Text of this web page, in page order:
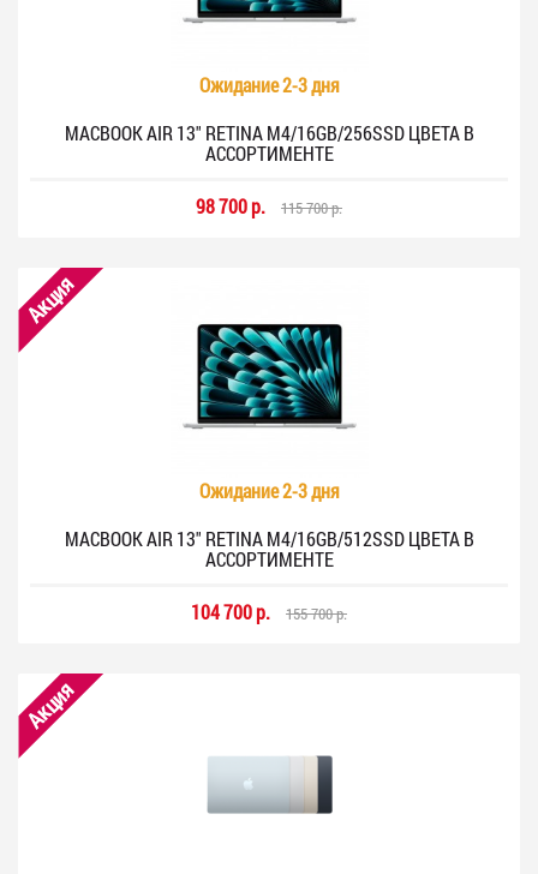
Ожидание 2-3 дня
MACBOOK AIR 13" RETINA M4/16GB/256SSD ЦВЕТА В
АССОРТИМЕНТЕ
98 700 р. 115 700 р.
Акция
Ожидание 2-3 дня
MACBOOK AIR 13" RETINA M4/16GB/512SSD ЦВЕТА В
АССОРТИМЕНТЕ
104 700 р. 155 700 р.
Акция